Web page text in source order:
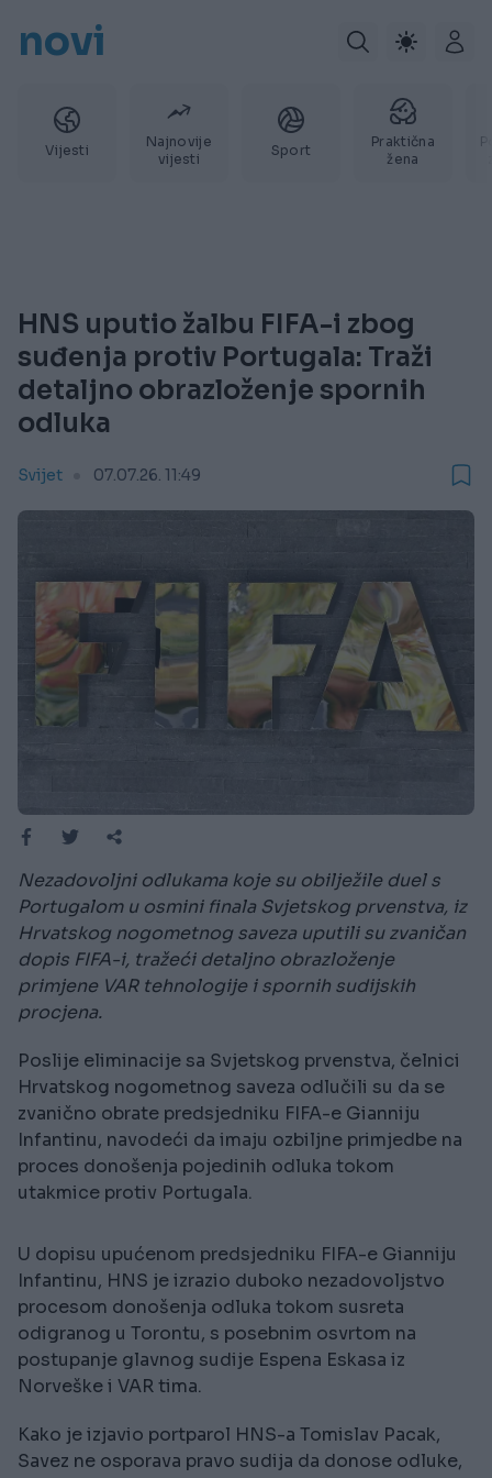
novi
Vijesti
Najnovije
vijesti
Sport
Praktična
žena
HNS uputio žalbu FIFA-i zbog
suđenja protiv Portugala: Traži
detaljno obrazloženje spornih
odluka
Svijet 07.07.26. 11:49
Nezadovoljni odlukama koje su obilježile duel s
Portugalom u osmini finala Svjetskog prvenstva, iz
Hrvatskog nogometnog saveza uputili su zvaničan
dopis FIFA-i, tražeći detaljno obrazloženje
primjene VAR tehnologije i spornih sudijskih
procjena.
Poslije eliminacije sa Svjetskog prvenstva, čelnici
Hrvatskog nogometnog saveza odlučili su da se
zvanično obrate predsjedniku FIFA-e Gianniju
Infantinu, navodeći da imaju ozbiljne primjedbe na
proces donošenja pojedinih odluka tokom
utakmice protiv Portugala.
U dopisu upućenom predsjedniku FIFA-e Gianniju
Infantinu, HNS je izrazio duboko nezadovoljstvo
procesom donošenja odluka tokom susreta
odigranog u Torontu, s posebnim osvrtom na
postupanje glavnog sudije Espena Eskasa iz
Norveške i VAR tima.
Kako je izjavio portparol HNS-a Tomislav Pacak,
Savez ne osporava pravo sudija da donose odluke,